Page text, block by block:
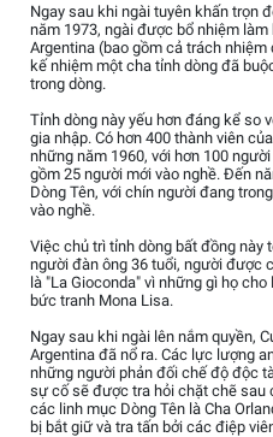
Ngay sau khi ngài tuyên khấn trọn
năm 1973, ngài được bổ nhiệm làm
Argentina (bao gồm cả trách
kế nhiệm một cha tỉnh dòng đã
trong dòng.
Tỉnh dòng này yếu hơn đáng kể so
gia nhập. Có hơn 400 thành viên
những năm 1960, với hơn 100
gồm 25 người mới vào nghề. Đến
Dòng Tên, với chín người đang
vào nghề.
Việc chủ trì tỉnh dòng bất đồng này
người đàn ông 36 tuổi, người được
là "La Gioconda" vì những gì họ
bức tranh Mona Lisa.
Ngay sau khi ngài lên nắm quyền,
Argentina đã nổ ra. Các lực lượng
những người phản đối chế độ độc
sự cố sẽ được tra hỏi chặt chẽ sau
các linh mục Dòng Tên là Cha
bị bắt giữ và tra tấn bởi các điệp